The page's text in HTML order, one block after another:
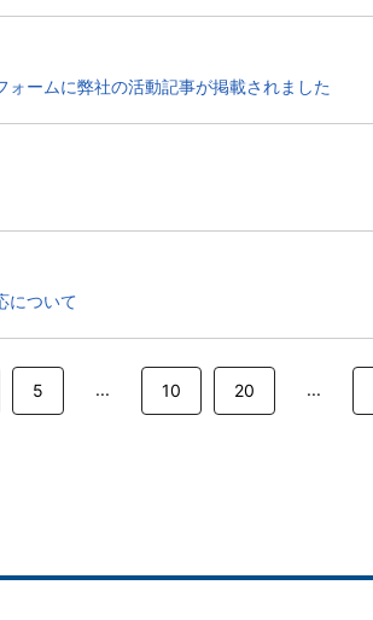
ォームに弊社の活動記事が掲載されました
について
5 ... 10 20 ...